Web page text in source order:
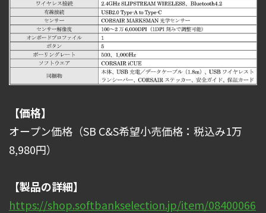
【価格】
オープン価格（SB C&S希望小売価格：税込み1万
8,980円）
【製品の詳細】
https://shop.softbankselection.jp/item/08400066